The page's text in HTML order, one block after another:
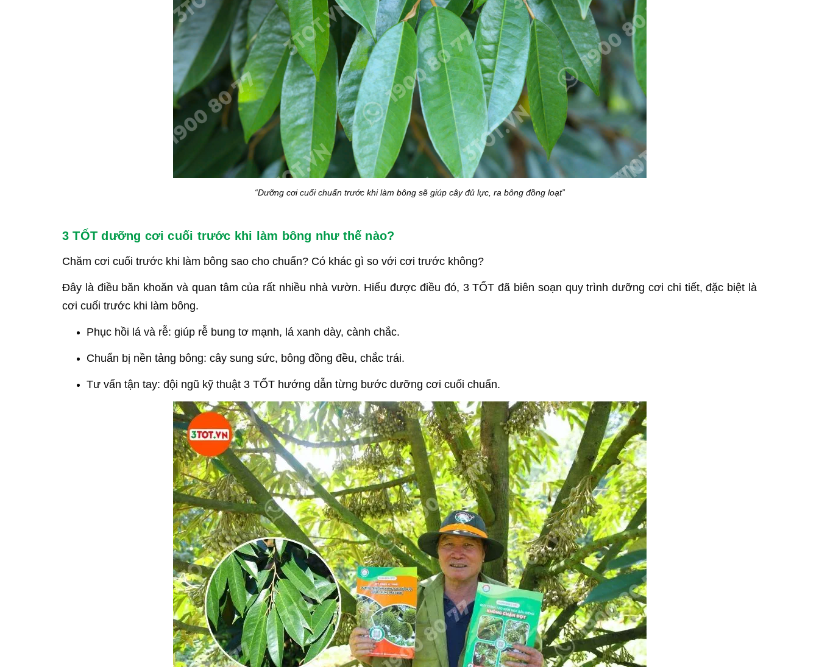
“Dưỡng cơi cuối chuẩn trước khi làm bông sẽ giúp cây đủ lực, ra bông đồng loạt”
3 TỐT dưỡng cơi cuối trước khi làm bông như thế nào?
Chăm cơi cuối trước khi làm bông sao cho chuẩn? Có khác gì so với cơi trước không?
Đây là điều băn khoăn và quan tâm của rất nhiều nhà vườn. Hiểu được điều đó, 3 TỐT đã biên soạn quy trình dưỡng cơi chi tiết, đặc biệt là
cơi cuối trước khi làm bông.
Phục hồi lá và rễ: giúp rễ bung tơ mạnh, lá xanh dày, cành chắc.
Chuẩn bị nền tảng bông: cây sung sức, bông đồng đều, chắc trái.
Tư vấn tận tay: đội ngũ kỹ thuật 3 TỐT hướng dẫn từng bước dưỡng cơi cuối chuẩn.